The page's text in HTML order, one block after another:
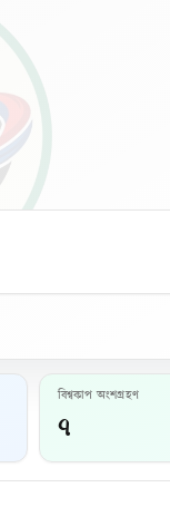
বিশ্বকাপ অংশগ্রহণ
৭